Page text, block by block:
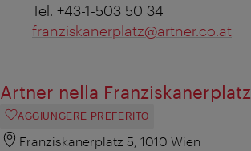
Tel. +43-1-503 50 34
franziskanerplatz@artner.co.at
Artner nella Franziskanerplatz
AGGIUNGERE PREFERITO
Franziskanerplatz 5, 1010 Wien